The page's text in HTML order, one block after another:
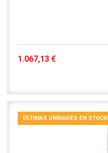
1.067,13 €
ÚLTIMAS UNIDADES EN STOCK